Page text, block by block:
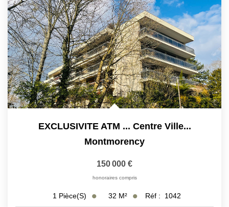
EXCLUSIVITE ATM ... Centre Ville...
Montmorency
150 000 €
honoraires compris
1 Pièce(s) 32 M² Réf : 1042